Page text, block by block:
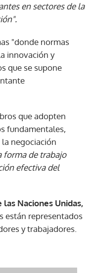
en sectores de la
"donde normas
innovación y
que se supone
que adopten
fundamentales,
negociación
forma de trabajo
efectiva del
Naciones Unidas,
están representados
y trabajadores.